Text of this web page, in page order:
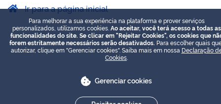
Ir para a página inicial
Para melhorar a sua experiência na plataforma e prover serviços
personalizados, utilizamos cookies. Ao aceitar, você terá acesso a todas as
funcionalidades do site. Se clicar em "Rejeitar Cookies", os cookies que
forem estritamente necessários serão desativados. Para escolher quais
autorizar, clique em "Gerenciar cookies". Saiba mais em nossa Declaração
Cookies
Gerenciar cookies